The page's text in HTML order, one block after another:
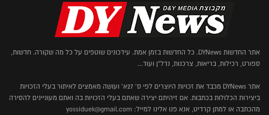
אתר החדשות DYNews. כל החדשות בזמן אמת. עידכונים שוטפים על כל מה שקורה. חדשות,
ספורט, רכילות, בריאות, צרכנות, נדל"ן ועוד...
אתר DYNews מכבד את זכויות היוצרים לפי ס' 27א' ועושה מאמצים לאיתור בעלי הזכויות
ביצירות הכלולות בכתבות. אם זיהיתם יצירה שאתם בעלי הזכויות בה ואתם מעוניינים להסירה
מהכתבה או למתן קרדיט, אנא פנו אלינו למייל: yossiduek@gmail.com